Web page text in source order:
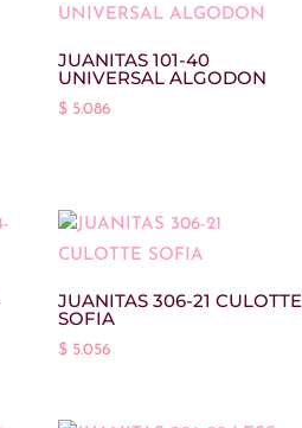
JUANITAS 101-40
UNIVERSAL ALGODON
$5.086
JUANITAS 306-21 CULOTTE
SOFIA
$5.056